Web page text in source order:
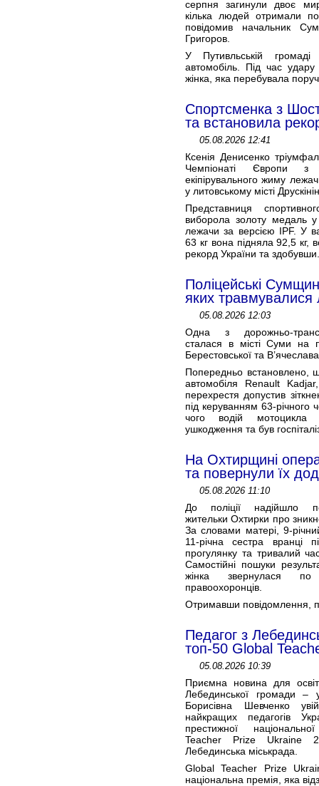
серпня загинули двоє
кілька людей отримали
повідомив начальник
Григоров.
У Путивльській
автомобіль. Під час
жінка, яка перебувала
Спортсменка з
та встановила
05.08.2026 12:41
Ксенія Денисенко
Чемпіонаті Європи з
екіпірувального жиму
у литовському місті
Представниця
виборола золоту медаль
лежачи за версією IPF. У
63 кг вона підняла 92,5 кг,
рекорд України та
Поліцейські
яких
05.08.2026 12:03
Одна з дорожньо-
сталася в місті Суми на
Берестовської та
Попередньо встановлено,
автомобіля Renault
перехрестя допустив
під керуванням 63-річного
чого водій мотоцикла
ушкодження та був
На Охтирщині
та повернули їх
05.08.2026 11:10
До поліції надійшло
жительки Охтирки про
За словами матері, 9-
11-річна сестра
прогулянку та тривалий
Самостійні пошуки
жінка звернулася
правоохоронців.
Отримавши повідомлення,
Педагог з
топ-50 Global
05.08.2026 10:39
Приємна новина для
Лебединської громади –
Борисівна Шевченко
найкращих педагогів
престижної
Teacher Prize Ukraine
Лебединська міськрада.
Global Teacher Prize
національна премія, яка